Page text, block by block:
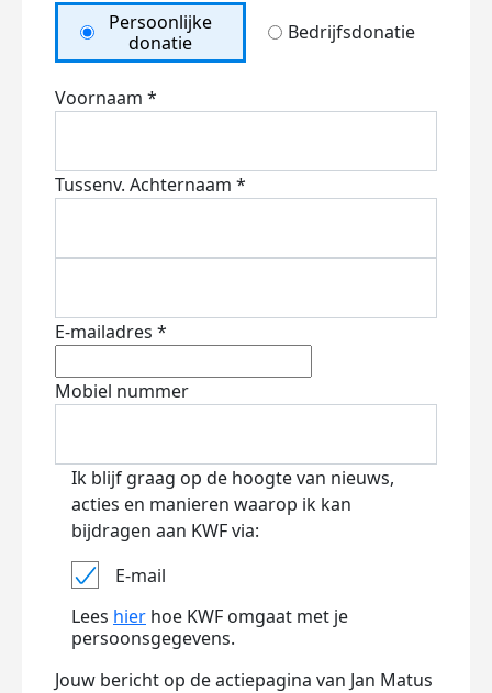
Persoonlijke
donatie
Bedrijfsdonatie
Voornaam *
Tussenv. Achternaam *
E-mailadres *
Mobiel nummer
Ik blijf graag op de hoogte van nieuws,
acties en manieren waarop ik kan
bijdragen aan KWF via:
E-mail
Lees hier hoe KWF omgaat met je
persoonsgegevens.
Jouw bericht op de actiepagina van Jan Matus